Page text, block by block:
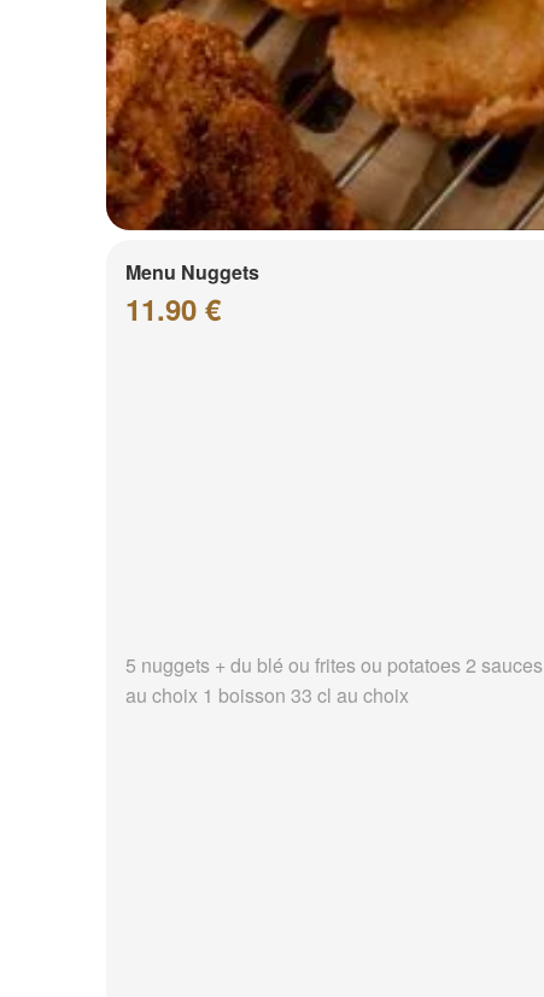
Menu Nuggets
11.90 €
5 nuggets + du blé ou frites ou potatoes 2 sauces
au choix 1 boisson 33 cl au choix